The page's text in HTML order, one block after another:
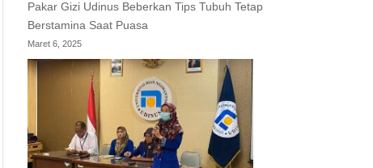
Pakar Gizi Udinus Beberkan Tips Tubuh Tetap
Berstamina Saat Puasa
Maret 6, 2025